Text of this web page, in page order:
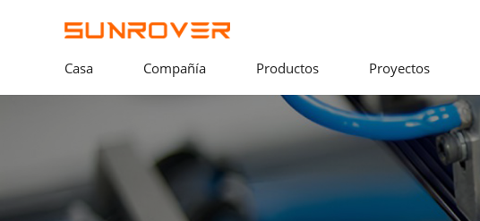
Casa Compañía Productos Proyectos